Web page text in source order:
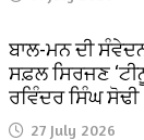
ਬਾਲ-ਮਨ ਦੀ
ਸਫ਼ਲ ਸਿਰਜਣ
ਰਵਿੰਦਰ ਸਿੰਘ ਸੋਢੀ
27 July 2026